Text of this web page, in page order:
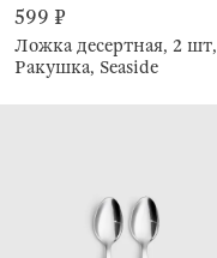
599 ₽
Ложка десертная, 2 шт,
Ракушка, Seaside